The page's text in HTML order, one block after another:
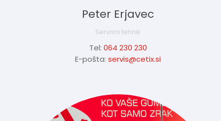
Peter Erjavec
Servisni tehnik
Tel: 064 230 230
E-pošta: servis@cetix.si